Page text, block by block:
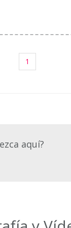
1
aquí?